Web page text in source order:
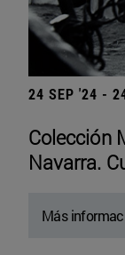
24 SEP '24 -
Colección
Navarra.
Más